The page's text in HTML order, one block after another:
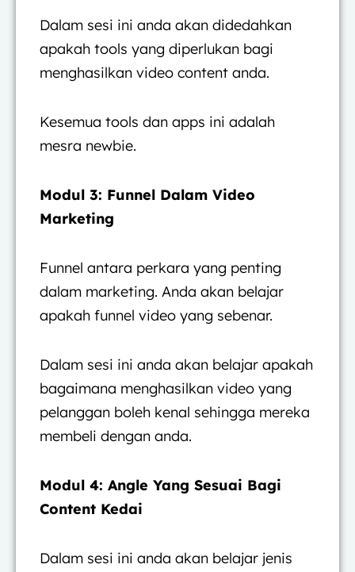
Dalam sesi ini anda akan didedahkan
apakah tools yang diperlukan bagi
menghasilkan video content anda.
Kesemua tools dan apps ini adalah
mesra newbie.
Modul 3: Funnel Dalam Video
Marketing
Funnel antara perkara yang penting
dalam marketing. Anda akan belajar
apakah funnel video yang sebenar.
Dalam sesi ini anda akan belajar apakah
bagaimana menghasilkan video yang
pelanggan boleh kenal sehingga mereka
membeli dengan anda.
Modul 4: Angle Yang Sesuai Bagi
Content Kedai
Dalam sesi ini anda akan belajar jenis